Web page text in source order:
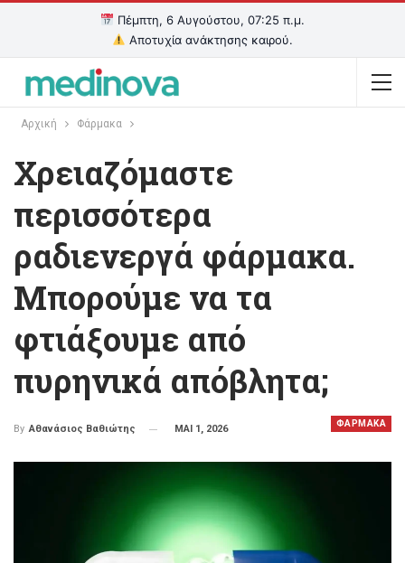
Πέμπτη, 6 Αυγούστου, 07:25 π.μ.
Αποτυχία ανάκτησης καιρού.
Αρχική Φάρμακα
Χρειαζόμαστε
περισσότερα
ραδιενεργά φάρμακα.
Μπορούμε να τα
φτιάξουμε από
πυρηνικά απόβλητα;
ΦΑΡΜΑΚΑ
By Αθανάσιος Βαθιώτης ΜΑΙ 1, 2026